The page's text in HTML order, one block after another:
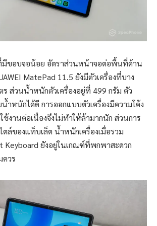
ขอบจอน้อย อัตราส่วนหน้าจอต่อพื้นที่ด้าน
MatePad 11.5 ยังมีตัวเครื่องที่บาง
ร ส่วนน้ำหนักตัวเครื่องอยู่ที่ 499 กรัม ตัว
น้ำหนักได้ดี การออกแบบตัวเครื่องมีความโค้ง
ช้งานต่อเนื่องจึงไม่ทำให้ล้ามากนัก ส่วนการ
ล์ของแท็บเล็ต น้ำหนักเครื่องเมื่อรวม
Keyboard ยังอยู่ในเกณฑ์ที่พกพาสะดวก
วร